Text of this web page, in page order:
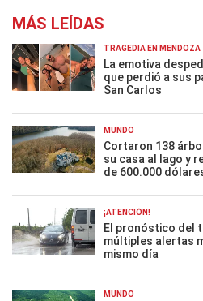
MÁS LEÍDAS
TRAGEDIA EN MENDOZA
La emotiva
que perdió a sus
San Carlos
MUNDO
Cortaron 138
su casa al lago y
de 600.000
¡ATENCIÓN!
El pronóstico del
múltiples alertas
mismo día
MUNDO